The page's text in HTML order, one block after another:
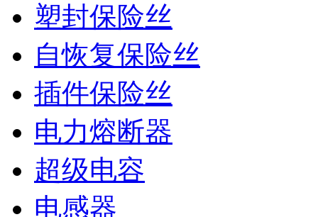
塑封保险丝
自恢复保险丝
插件保险丝
电力熔断器
超级电容
电感器